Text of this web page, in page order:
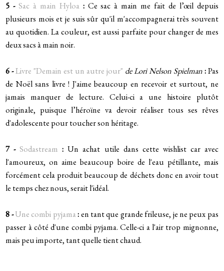
5 - Sac à main Hyloa:Ce sac à main me fait de l’œil depuis
plusieurs mois et je suis sûr qu'il m'accompagnerai très souvent
au quotidien. La couleur, est aussi parfaite pour changer de mes
deux sacs à main noir.
6 -Livre "Demain est un autre jour" de Lori Nelson Spielman:Pas
de Noël sans livre ! J'aime beaucoup en recevoir et surtout, ne
jamais manquer de lecture. Celui-ci a une histoire plutôt
originale, puisque l’héroïne va devoir réaliser tous ses rêves
d'adolescente pour toucher son héritage.
7 - Sodastream :Un achat utile dans cette wishlist car avec
l'amoureux, on aime beaucoup boire de l'eau pétillante, mais
forcément cela produit beaucoup de déchets donc en avoir tout
le temps chez nous, serait l'idéal.
8 -Une combi pyjama:en tant que grande frileuse, je ne peux pas
passer à côté d'une combi pyjama. Celle-ci a l'air trop mignonne,
mais peu importe, tant quelle tient chaud.